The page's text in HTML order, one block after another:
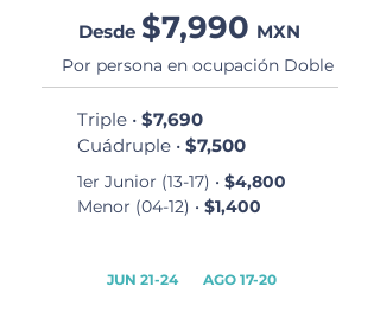
Desde $7,990 MXN
Por persona en ocupación Doble
Triple • $7,690
Cuádruple • $7,500
1er Junior (13-17) • $4,800
Menor (04-12) • $1,400
JUN 21-24 AGO 17-20